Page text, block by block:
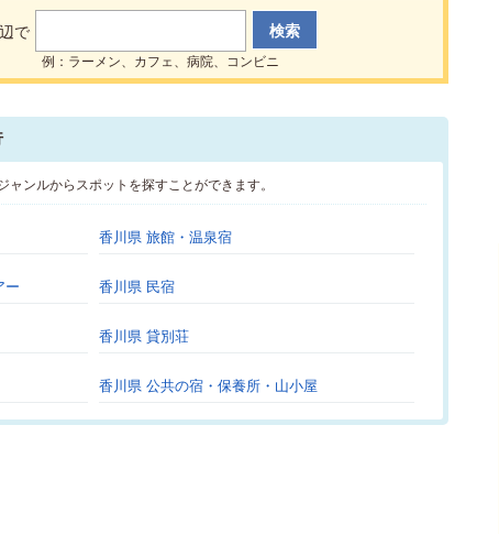
で
例：ラーメン、カフェ、病院、コンビニ
ンルからスポットを探すことができます。
香川県 旅館・温泉宿
ー 香川県 民宿
香川県 貸別荘
香川県 公共の宿・保養所・山小屋